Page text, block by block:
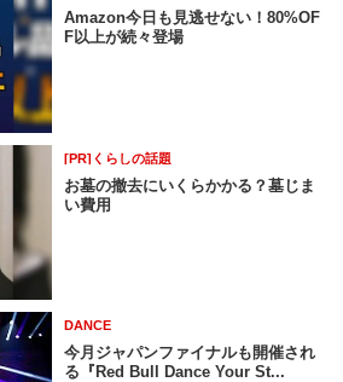
Amazon今日も見逃せない！80%OF
F以上が続々登場
[PR]くらしの話題
お墓の撤去にいくらかかる？墓じま
い費用
DANCE
今月ジャパンファイナルも開催され
る『Red Bull Dance Your St...